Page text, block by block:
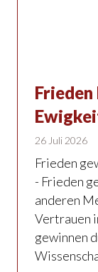
26 Juli 2026
Frieden
- Frieden
anderen
Vertrauen
gewinnen